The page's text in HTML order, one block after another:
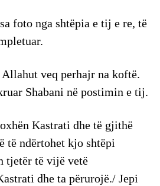
foto nga shtëpia e tij e re, të
veq perhajr na koftë.
Shabani në postimin e tij.
Kastrati dhe të gjithë
të ndërtohet kjo shtëpi
tjetër të vijë vetë
dhe ta përurojë./ Jepi